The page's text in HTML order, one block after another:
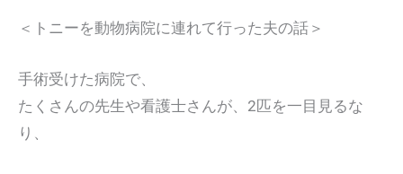
＜トニーを動物病院に連れて行った夫の話＞
手術受けた病院で、
たくさんの先生や看護士さんが、2匹を一目見るな
り、